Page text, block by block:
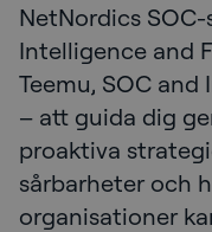
NetNordics
Intelligence and
Teemu, SOC
– att guida dig
proaktiva
sårbarheter och
organisationer